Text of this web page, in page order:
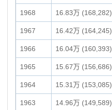
1968 16.83万 (168,282)
1967 16.42万 (164,245)
1966 16.04万 (160,393)
1965 15.67万 (156,686)
1964 15.31万 (153,085)
1963 14.96万 (149,589)